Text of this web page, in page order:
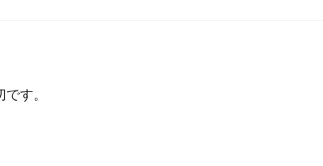
す。